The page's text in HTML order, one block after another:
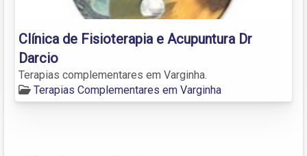
Clínica de Fisioterapia e Acupuntura Dr
Darcio
Terapias complementares em Varginha.
Terapias Complementares em Varginha